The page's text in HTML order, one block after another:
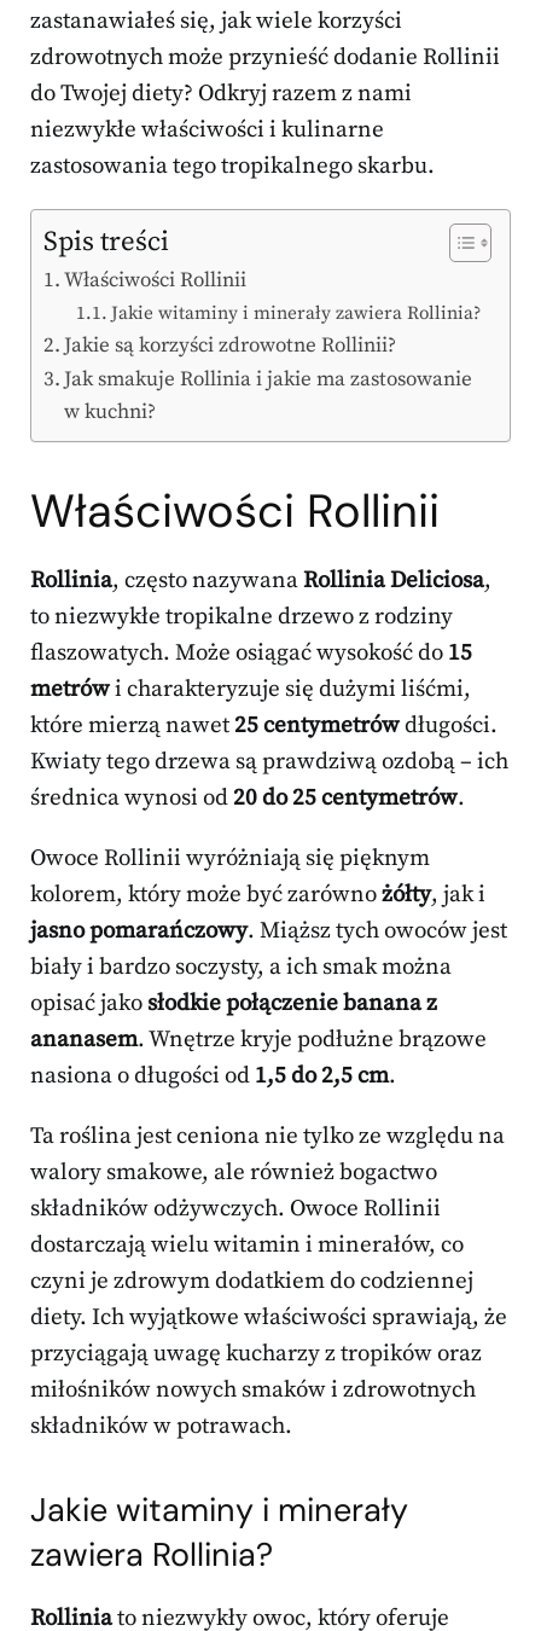
zastanawiałeś się, jak wiele korzyści
zdrowotnych może przynieść dodanie Rollinii
do Twojej diety? Odkryj razem z nami
niezwykłe właściwości i kulinarne
zastosowania tego tropikalnego skarbu.
Spis treści
Właściwości Rollinii
Jakie witaminy i minerały zawiera Rollinia?
Jakie są korzyści zdrowotne Rollinii?
Jak smakuje Rollinia i jakie ma zastosowanie
w kuchni?
Właściwości Rollinii
Rollinia, często nazywanaRollinia Deliciosa,
to niezwykłe tropikalne drzewo z rodziny
flaszowatych. Może osiągać wysokość do 15
metrówi charakteryzuje się dużymi liśćmi,
które mierzą nawet 25 centymetrówdługości.
Kwiaty tego drzewa są prawdziwą ozdobą – ich
średnica wynosi od 20 do 25 centymetrów.
Owoce Rollinii wyróżniają się pięknym
kolorem, który może być zarównożółty, jak i
jasno pomarańczowy. Miąższ tych owoców jest
biały i bardzo soczysty, a ich smak można
opisać jako słodkie połączenie banana z
ananasem. Wnętrze kryje podłużne brązowe
nasiona o długości od 1,5 do 2,5 cm.
Ta roślina jest ceniona nie tylko ze względu na
walory smakowe, ale również bogactwo
składników odżywczych. Owoce Rollinii
dostarczają wielu witamin i minerałów, co
czyni je zdrowym dodatkiem do codziennej
diety. Ich wyjątkowe właściwości sprawiają, że
przyciągają uwagę kucharzy z tropików oraz
miłośników nowych smaków i zdrowotnych
składników w potrawach.
Jakie witaminy i minerały
zawiera Rollinia?
Rolliniato niezwykły owoc, który oferuje